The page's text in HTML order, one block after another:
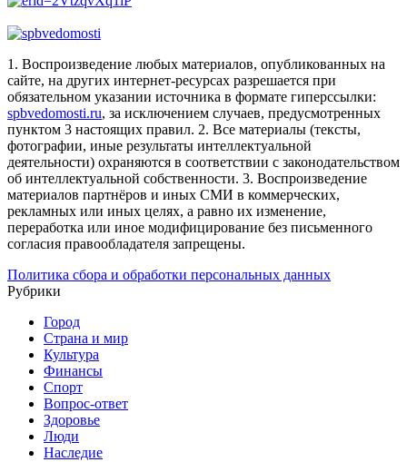
1. Воспроизведение любых материалов, опубликованных на
сайте, на других интернет-ресурсах разрешается при
обязательном указании источника в формате гиперссылки:
spbvedomosti.ru, за исключением случаев, предусмотренных
пунктом 3 настоящих правил. 2. Все материалы (тексты,
фотографии, иные результаты интеллектуальной
деятельности) охраняются в соответствии с законодательством
об интеллектуальной собственности. 3. Воспроизведение
материалов партнёров и иных СМИ в коммерческих,
рекламных или иных целях, а равно их изменение,
переработка или иное модифицирование без письменного
согласия правообладателя запрещены.
Политика сбора и обработки персональных данных
Рубрики
Город
Страна и мир
Культура
Финансы
Спорт
Вопрос-ответ
Здоровье
Люди
Наследие